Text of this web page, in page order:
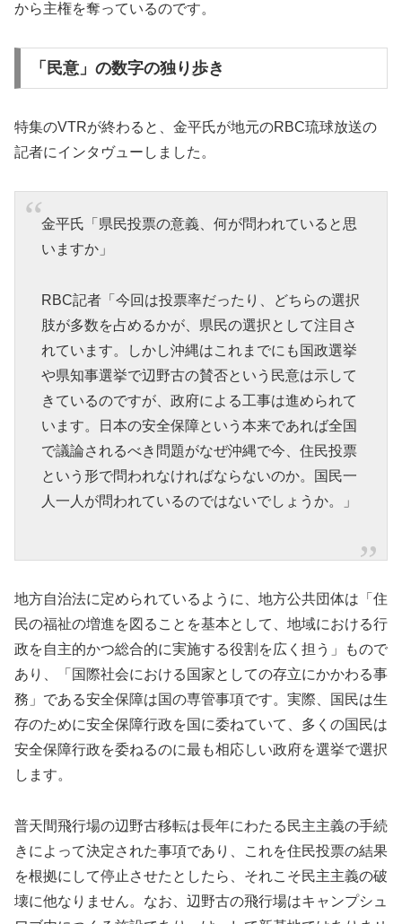
から主権を奪っているのです。
「民意」の数字の独り歩き
特集のVTRが終わると、金平氏が地元のRBC琉球放送の
記者にインタヴューしました。
金平氏「県民投票の意義、何が問われていると思
いますか」
RBC記者「今回は投票率だったり、どちらの選択
肢が多数を占めるかが、県民の選択として注目さ
れています。しかし沖縄はこれまでにも国政選挙
や県知事選挙で辺野古の賛否という民意は示して
きているのですが、政府による工事は進められて
います。日本の安全保障という本来であれば全国
で議論されるべき問題がなぜ沖縄で今、住民投票
という形で問われなければならないのか。国民一
人一人が問われているのではないでしょうか。」
地方自治法に定められているように、地方公共団体は「住
民の福祉の増進を図ることを基本として、地域における行
政を自主的かつ総合的に実施する役割を広く担う」もので
あり、「国際社会における国家としての存立にかかわる事
務」である安全保障は国の専管事項です。実際、国民は生
存のために安全保障行政を国に委ねていて、多くの国民は
安全保障行政を委ねるのに最も相応しい政府を選挙で選択
します。
普天間飛行場の辺野古移転は長年にわたる民主主義の手続
きによって決定された事項であり、これを住民投票の結果
を根拠にして停止させたとしたら、それこそ民主主義の破
壊に他なりません。なお、辺野古の飛行場はキャンプシュ